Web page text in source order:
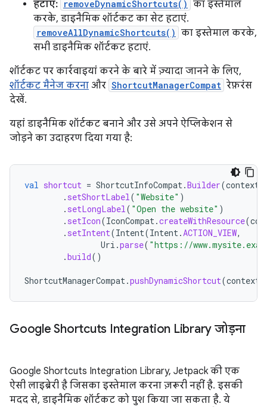
हटाएं: removeDynamicShortcuts() का इस्तेमाल
करके, डाइनैमिक शॉर्टकट का सेट हटाएं.
removeAllDynamicShortcuts() का इस्तेमाल करके,
सभी डाइनैमिक शॉर्टकट हटाएं.
शॉर्टकट पर कार्रवाइयां करने के बारे में ज़्यादा जानने के लिए,
शॉर्टकट मैनेज करना और ShortcutManagerCompat रेफ़रंस
देखें.
यहां डाइनैमिक शॉर्टकट बनाने और उसे अपने ऐप्लिकेशन से
जोड़ने का उदाहरण दिया गया है:
val shortcut = ShortcutInfoCompat.Builder(context
. setShortLabel( "Website" )
. setLongLabel( "Open the website" )
. setIcon(IconCompat.createWithResource(
. setIntent(Intent(Intent.ACTION_VIEW,
Uri .parse( "https://
.build()
ShortcutManagerCompat.pushDynamicShortcut(context
Google Shortcuts Integration Library जोड़ना
Google Shortcuts Integration Library, Jetpack की एक
ऐसी लाइब्रेरी है जिसका इस्तेमाल करना ज़रूरी नहीं है. इसकी
मदद से, डाइनैमिक शॉर्टकट को पुश किया जा सकता है. ये